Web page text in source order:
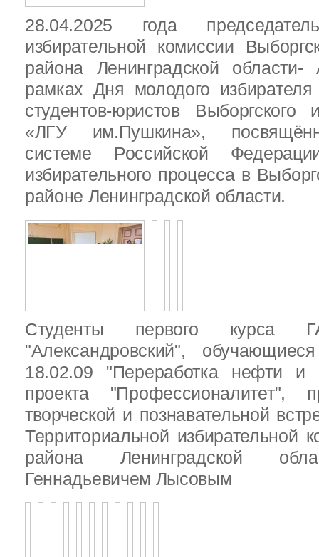
28.04.2025 года
избирательной комиссии
района Ленинградской
рамках Дня молодого
студентов-юристов Выборгского
«ЛГУ им.Пушкина»,
системе Российской
избирательного процесса в
районе Ленинградской области.
Студенты первого
"Александровский",
18.02.09 "Переработка нефти и
проекта "Профессионалитет",
творческой и познавательной
Территориальной избирательной
района Ленинградской
Геннадьевичем Лысовым